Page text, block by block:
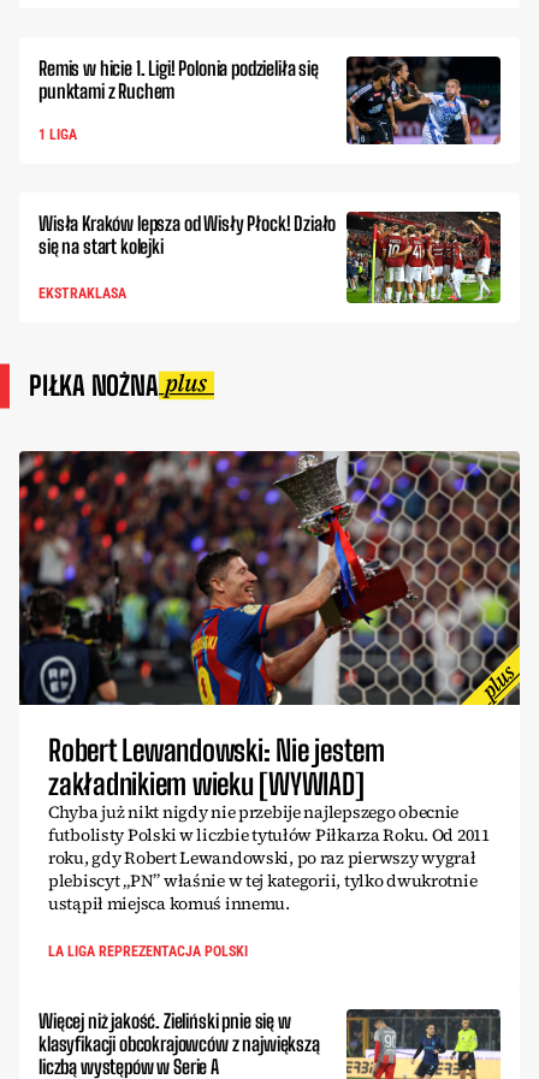
Remis w hicie 1. Ligi! Polonia podzieliła się
punktami z Ruchem
1 LIGA
Wisła Kraków lepsza od Wisły Płock! Działo
się na start kolejki
EKSTRAKLASA
PIŁKA NOŻNA
Robert Lewandowski: Nie jestem
zakładnikiem wieku [WYWIAD]
Chyba już nikt nigdy nie przebije najlepszego obecnie
futbolisty Polski w liczbie tytułów Piłkarza Roku. Od 2011
roku, gdy Robert Lewandowski, po raz pierwszy wygrał
plebiscyt „PN” właśnie w tej kategorii, tylko dwukrotnie
ustąpił miejsca komuś innemu.
LA LIGA REPREZENTACJA POLSKI
Więcej niż jakość. Zieliński pnie się w
klasyfikacji obcokrajowców z największą
liczbą występów w Serie A